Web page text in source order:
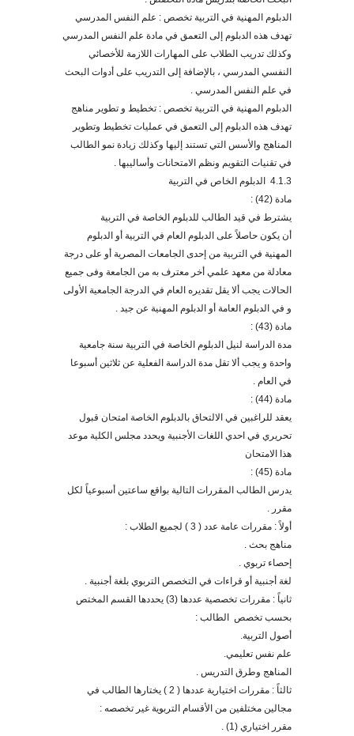
الدبلوم المهنية في التربية تخصص : علم النفس المدرسي
تهدف هذه الدبلوم إلى التعمق في مادة علم النفس المدرسي
وكذلك تدريب الطلاب على المهارات اللازمة للأخصائي
النفسي المدرسي ، بالإضافة إلى التدريب على أدوات البحث
في علم النفس المدرسي .
الدبلوم المهنية في التربية تخصص : تخطيط و تطوير مناهج
تهدف هذه الدبلوم إلى التعمق في عمليات تخطيط وتطوير
المناهج والأسس التي تستند إليها وكذلك زيادة نمو الطالب
في تقنيات التقويم ونظم الامتحانات وأساليبها .
4.1.3
الدبلوم الخاص في التربية
مادة (42) :
يشترط في قيد الطالب للدبلوم الخاصة في التربية
أن يكون حاصل على الدبلوم العام في التربية أو الدبلوم
المهنية في التربية من إحدى الجامعات المصرية أو على درجة
معادلة من معهد علمي أخر معترف به من الجامعة وفى جميع
الحالات يجب ألا يقل تقديره العام في الدرجة الجامعية الأولى
و في الدبلوم العامة أو الدبلوم المهنية عن جيد .
مادة (43) :
مدة الدراسة لنيل الدبلوم الخاصة في التربية سنة جامعية
واحدة و يجب ألا تقل مدة الدراسة الفعلية عن ثلاثين أسبوعا
في العام .
مادة (44) :
يعقد للراغبين في الالتحاق بالدبلوم الخاصة امتحان قبول
تحريري في احدي اللغات الأجنبية ويحدد مجلس الكلية موعد
هذا الامتحان
مادة (45) :
يدرس الطالب المقررات التالية بواقع ساعتين أسبوعياً لكل
مقرر .
أولا : مقررات عامة عدد ( 3 ) لجميع الطلاب :
مناهج بحث .
إحصاء تربوي .
لغة أجنبية أو قراءات في التخصص التربوي بلغة أجنبية .
ثانيا
: مقررات تخصصية عددها (3) يحددها القسم المختص
بحسب تخصص الطالب :
أصول التربية.
علم نفس تعليمي.
المناهج وطرق التدريس .
ثالثا
: مقررات اختيارية عددها ( 2 ) يختارها الطالب في
مجالين مختلفين من الأقسام التربوية غير تخصصه :
مقرر اختياري (1) .